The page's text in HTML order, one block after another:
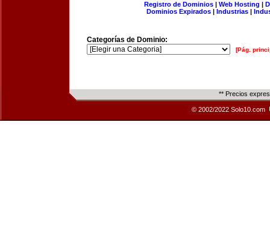
Registro de Dominios| Web Hosting |
Dominios Expirados | Industrias |
Categorías de Dominio:
[Pág.
** Precios
© 2002/2022 Solo10.com